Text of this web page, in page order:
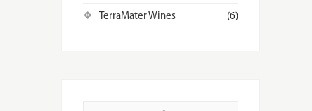
TerraMater Wines (6)